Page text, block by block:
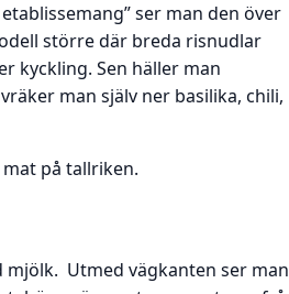
ser man den över
större där breda risnudlar
kyckling. Sen häller man
man själv ner basilika, chili,
på tallriken.
Utmed vägkanten ser man